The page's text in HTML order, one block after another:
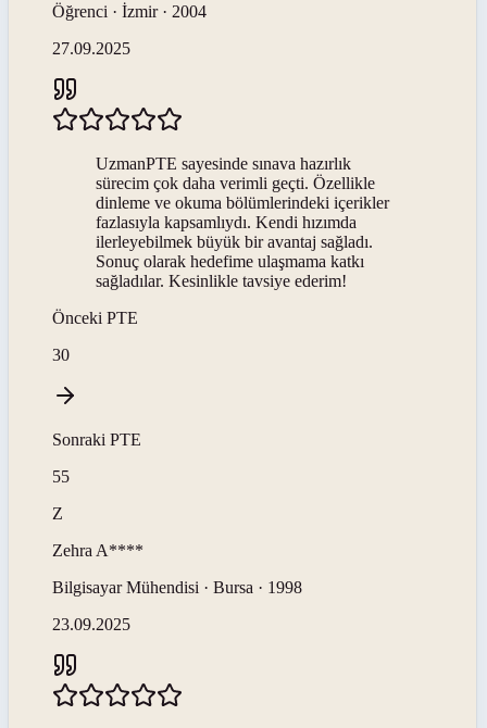
Öğrenci · İzmir · 2004
27.09.2025
UzmanPTE sayesinde sınava hazırlık
sürecim çok daha verimli geçti. Özellikle
dinleme ve okuma bölümlerindeki içerikler
fazlasıyla kapsamlıydı. Kendi hızımda
ilerleyebilmek büyük bir avantaj sağladı.
Sonuç olarak hedefime ulaşmama katkı
sağladılar. Kesinlikle tavsiye ederim!
Önceki PTE
30
Sonraki PTE
55
Z
Zehra A****
Bilgisayar Mühendisi · Bursa · 1998
23.09.2025